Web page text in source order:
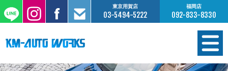
東京用賀店
03-5494-5222
福岡店
092-833-8330